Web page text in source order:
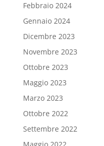
Febbraio 2024
Gennaio 2024
Dicembre 2023
Novembre 2023
Ottobre 2023
Maggio 2023
Marzo 2023
Ottobre 2022
Settembre 2022